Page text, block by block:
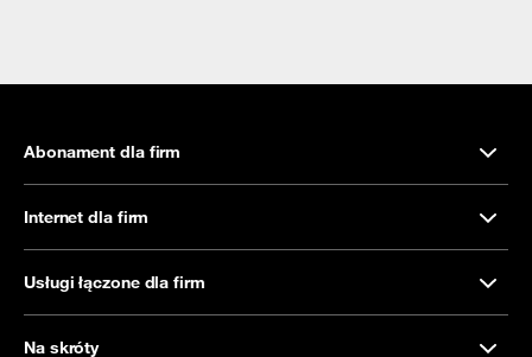
Abonament dla firm
Internet dla firm
Usługi łączone dla firm
Na skróty